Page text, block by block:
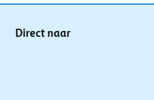
Direct naar